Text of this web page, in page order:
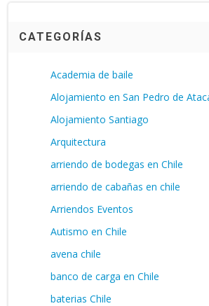
CATEGORÍAS
Academia de baile
Alojamiento en San Pedro de
Alojamiento Santiago
Arquitectura
arriendo de bodegas en Chile
arriendo de cabañas en chile
Arriendos Eventos
Autismo en Chile
avena chile
banco de carga en Chile
baterias Chile